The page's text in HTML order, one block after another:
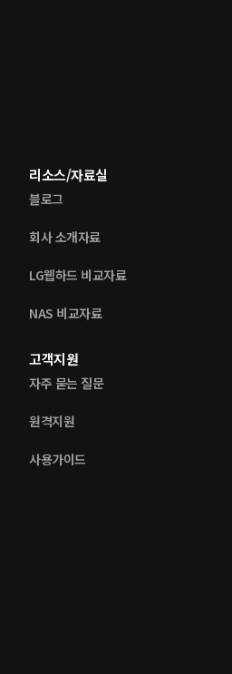
리소스/자료실
블로그
회사 소개자료
LG웹하드 비교자료
NAS 비교자료
고객지원
자주 묻는 질문
원격지원
사용가이드